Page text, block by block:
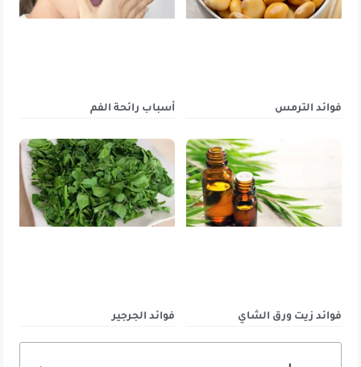
فوائد الترمس أسباب رائحة الفم
فوائد زيت ورق الشاي فوائد الجرجير